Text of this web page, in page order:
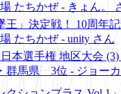
たちかぜ - きょん。
王」決定戦！ 10周年
たちかぜ - unity さん
日本選手権 地区大会
群馬県 3位 - ジョー